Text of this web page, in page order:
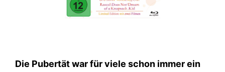
Die Pubertät war für viele schon immer ein